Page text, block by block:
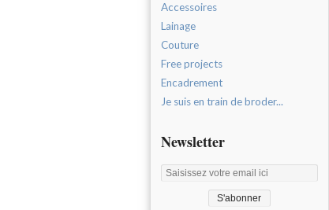
Accessoires
Lainage
Couture
Free projects
Encadrement
Je suis en train de broder...
Newsletter